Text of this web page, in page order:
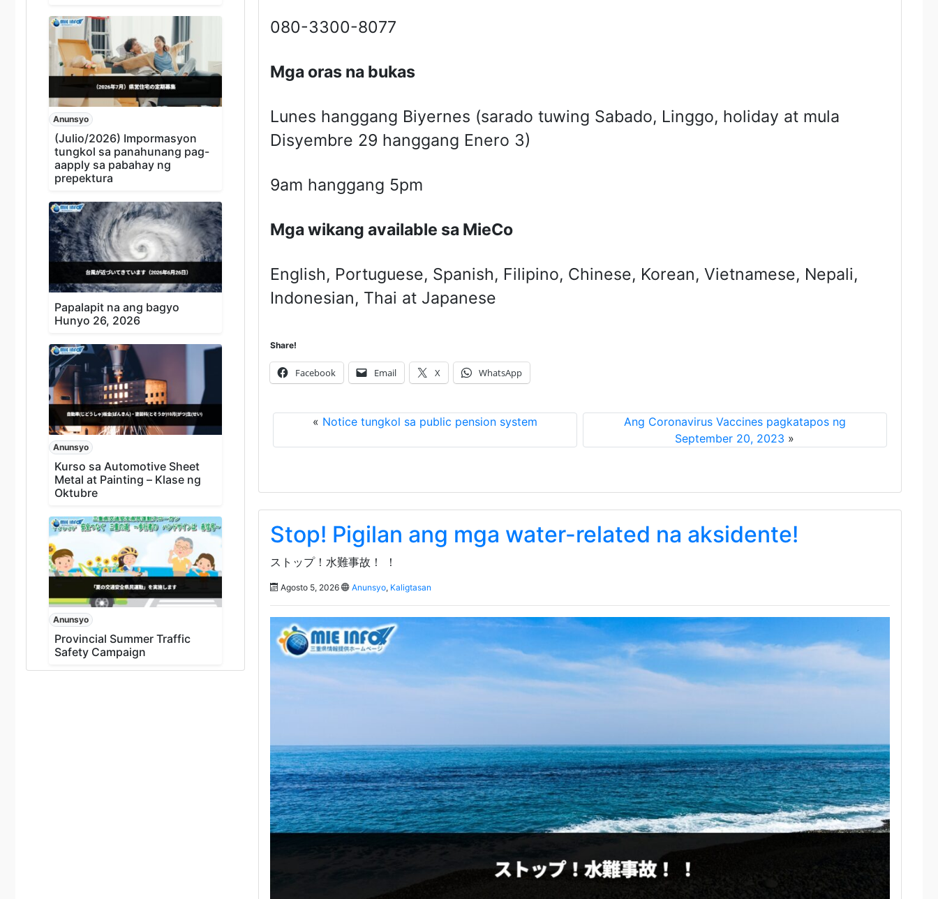
Anunsyo
(Julio/2026) Impormasyon
tungkol sa panahunang pag-
aapply sa pabahay ng
prepektura
Papalapit na ang bagyo
Hunyo 26, 2026
Anunsyo
Kurso sa Automotive Sheet
Metal at Painting – Klase ng
Oktubre
Anunsyo
Provincial Summer Traffic
Safety Campaign
080-3300-8077
Mga oras na bukas
Lunes hanggang Biyernes (sarado tuwing Sabado, Linggo, holiday at mula
Disyembre 29 hanggang Enero 3)
9am hanggang 5pm
Mga wikang available sa MieCo
English, Portuguese, Spanish, Filipino, Chinese, Korean, Vietnamese, Nepali,
Indonesian, Thai at Japanese
Share!
Facebook Email X WhatsApp
« Notice tungkol sa public pension system
Ang Coronavirus Vaccines pagkatapos ng
September 20, 2023 »
Stop! Pigilan ang mga water-related na aksidente!
ストップ！水難事故！ ！
Agosto 5, 2026 Anunsyo, Kaligtasan